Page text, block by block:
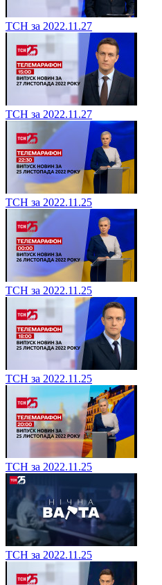
ТСН за 2022.11.27
ТСН за 2022.11.27
ТСН за 2022.11.25
ТСН за 2022.11.25
ТСН за 2022.11.25
ТСН за 2022.11.25
ТСН за 2022.11.25